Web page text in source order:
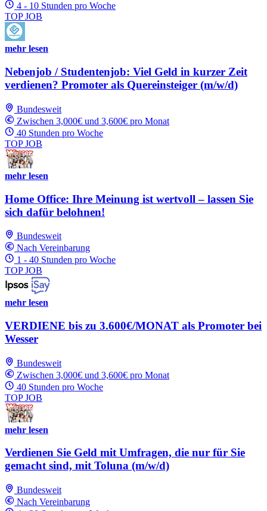
4 - 10 Stunden pro Woche
TOP JOB
mehr lesen
Nebenjob / Studentenjob: Viel Geld in kurzer Zeit
verdienen? Promoter als Quereinsteiger (m/w/d)
Bundesweit
Zwischen 3,000€ und 3,600€ pro Monat
40 Stunden pro Woche
TOP JOB
mehr lesen
Home Office: Ihre Meinung ist wertvoll – lassen Sie
sich dafür belohnen!
Bundesweit
Nach Vereinbarung
1 - 40 Stunden pro Woche
TOP JOB
mehr lesen
VERDIENE bis zu 3.600€/MONAT als Promoter bei
Wesser
Bundesweit
Zwischen 3,000€ und 3,600€ pro Monat
40 Stunden pro Woche
TOP JOB
mehr lesen
Verdienen Sie Geld mit Umfragen, die nur für Sie
gemacht sind, mit Toluna (m/w/d)
Bundesweit
Nach Vereinbarung